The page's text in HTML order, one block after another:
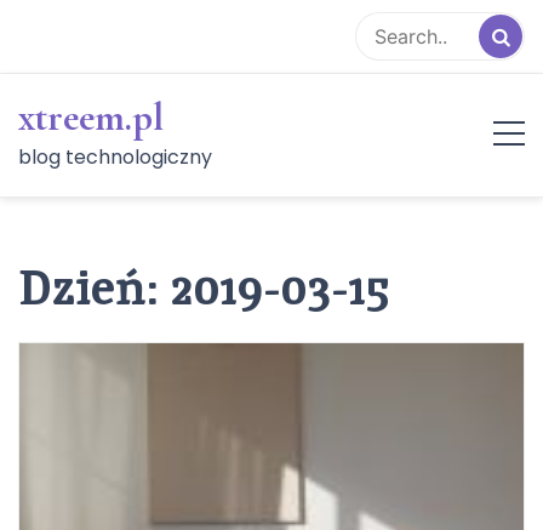
content
xtreem.pl
blog technologiczny
Dzień: 2019-03-15